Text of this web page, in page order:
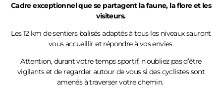
Cadre exceptionnel que se partagent la faune, la flore et les
visiteurs.
Les 12 km de sentiers balisés adaptés à tous les niveaux sauront
vous accueillir et répondre à vos envies.
Attention, durant votre temps sportif, n’oubliez pas d’être
vigilants et de regarder autour de vous si des cyclistes sont
amenés à traverser votre chemin.